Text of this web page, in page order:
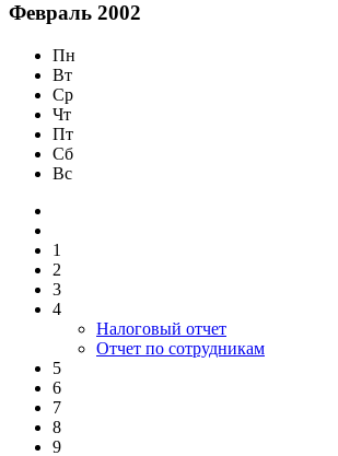
Февраль 2002
Пн
Вт
Ср
Чт
Пт
Сб
Вс
1
2
3
4
Налоговый отчет
Отчет по сотрудникам
5
6
7
8
9